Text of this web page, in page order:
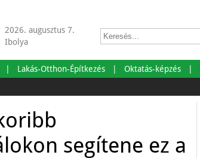
2026. augusztus 7.
Ibolya
Lakás-Otthon-Építkezés Oktatás-képzés
segítene ez a